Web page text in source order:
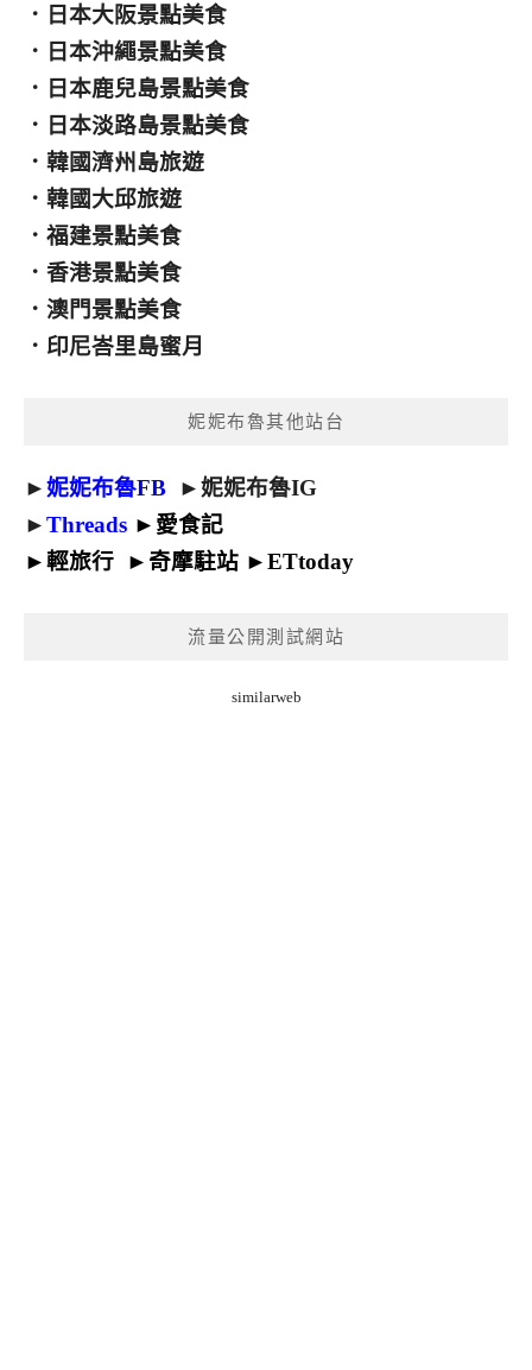
． 日本大阪景點美食
． 日本沖繩景點美食
． 日本鹿兒島景點美食
． 日本淡路島景點美食
． 韓國濟州島旅遊
． 韓國大邱旅遊
． 福建景點美食
． 香港景點美食
． 澳門景點美食
． 印尼峇里島蜜月
妮妮布魯其他站台
►妮妮布魯FB ►妮妮布魯IG
►Threads ► 愛食記
►輕旅行 ► 奇摩駐站 ►ETtoday
流量公開測試網站
similarweb